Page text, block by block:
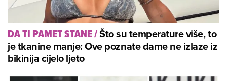
DA TI PAMET STANE/Što su temperature više, to
je tkanine manje: Ove poznate dame ne izlaze iz
bikinija cijelo ljeto